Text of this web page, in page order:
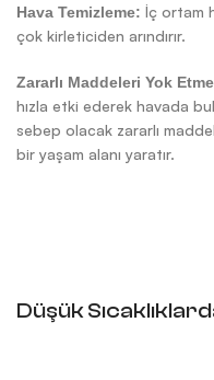
Hava Temizleme: İç ortam
çok kirleticiden arındırır.
Zararlı Maddeleri Yok
hızla etki ederek havada
sebep olacak zararlı
bir yaşam alanı yaratır.
Düşük